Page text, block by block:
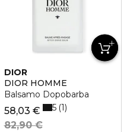
DIOR
DIOR HOMME
Balsamo Dopobarba
58,03 €
82,90 €
5 1